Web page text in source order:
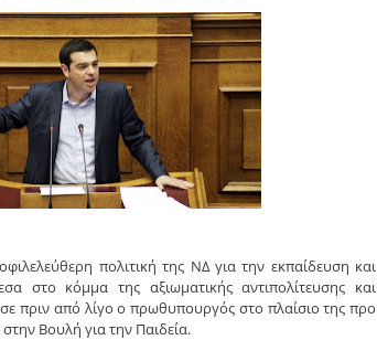
πολιτική της ΝΔ για την εκπαίδευση και
στο κόμμα της αξιωματικής αντιπολίτευσης και
πριν από λίγο ο πρωθυπουργός στο πλαίσιο της προ
Βουλή για την Παιδεία.